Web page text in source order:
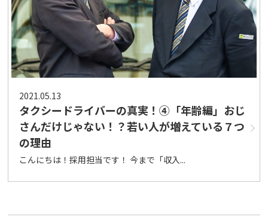
2021.05.13
タクシードライバーの真実！④「年齢編」おじ
さんだけじゃない！？若い人が増えている７つ
の理由
こんにちは！採用担当です！ 今まで「収入...